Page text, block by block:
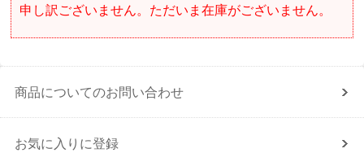
申し訳ございません。ただいま在庫がございません。
商品についてのお問い合わせ
お気に入りに登録